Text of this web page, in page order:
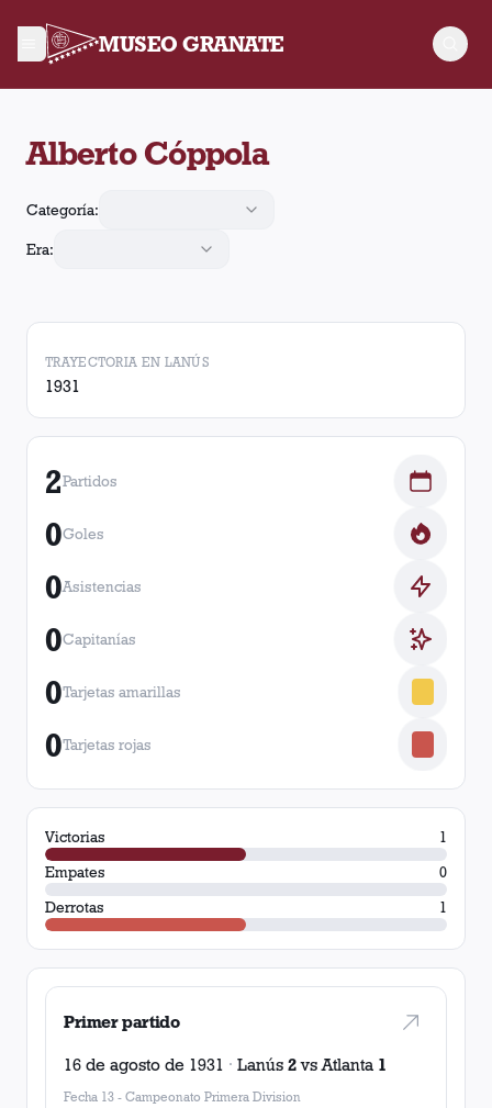
MUSEO GRANATE
Alberto Cóppola
Categoría:
Era:
TRAYECTORIA EN LANÚS
1931
2Partidos
0Goles
0Asistencias
0Capitanías
0Tarjetas amarillas
0Tarjetas rojas
Victorias
1
Empates
0
Derrotas
1
Primer partido
16 de agosto de 1931 · Lanús 2vs Atlanta 1
Fecha 13 - Campeonato Primera Division